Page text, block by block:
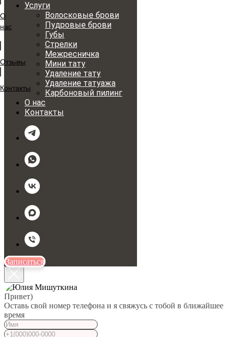
О
нас
Отзывы
Контакты
Услуги
Волосковые брови
Пудровые брови
Губы
Стрелки
Межресничка
Мини тату
Удаление тату
Удаление татуажа
Карбоновый пилинг
О нас
Контакты
Записаться
Привет)
Оставь свой номер телефона и я свяжусь с тобой в ближайшее
время